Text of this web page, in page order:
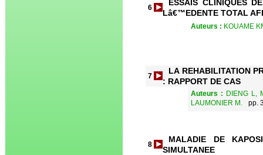
6
ESSAIS CLINIQUES
Lâ€™EDENTE TOTAL
Auteurs : KOUAME
7
LA REHABILITATION
: RAPPORT DE CAS
Auteurs : DIENG L,
LAUMONIER M.
pp.
8
MALADIE DE
SIMULTANEE